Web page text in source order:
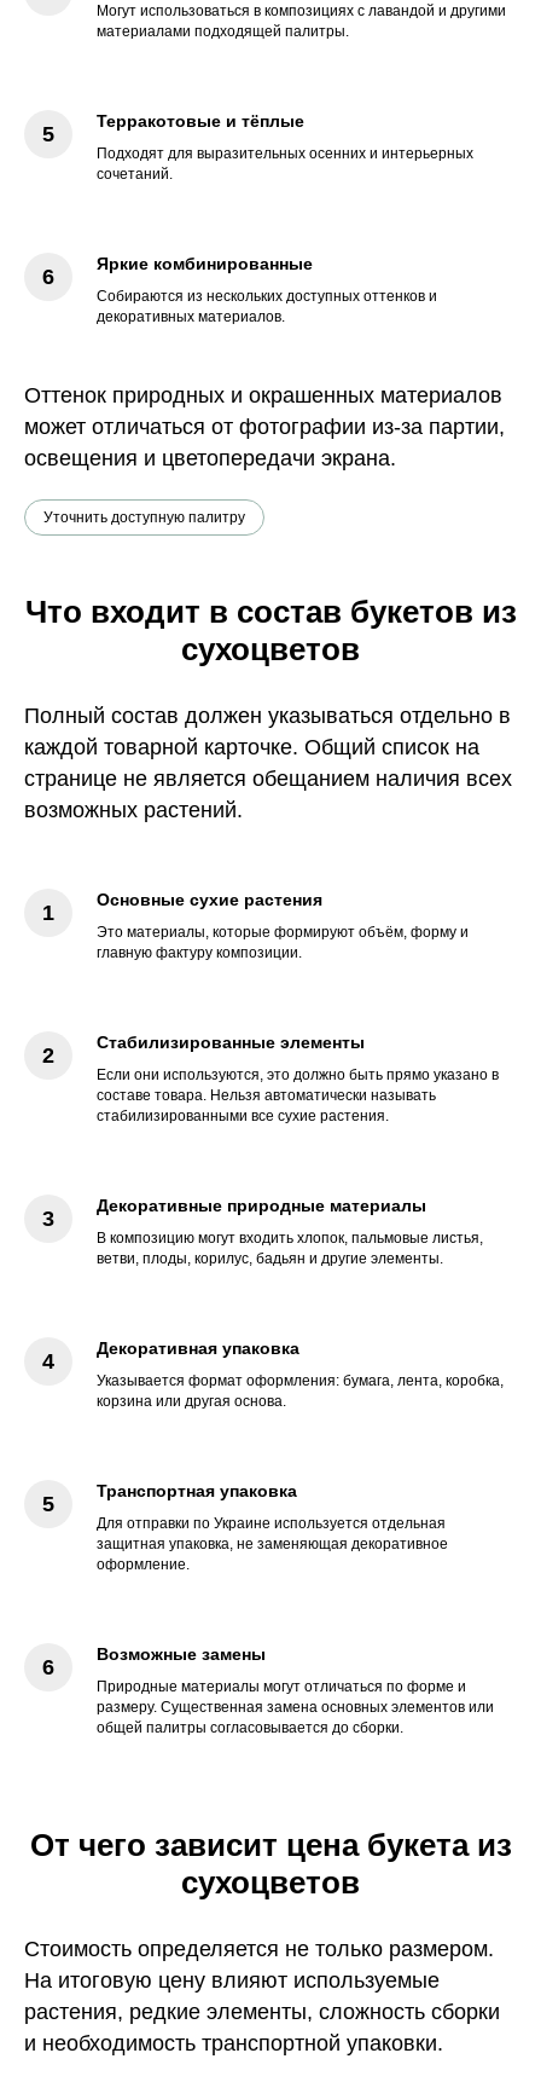
Могут использоваться в композициях с лавандой и другими
материалами подходящей палитры.
Терракотовые и тёплые
Подходят для выразительных осенних и интерьерных
сочетаний.
Яркие комбинированные
Собираются из нескольких доступных оттенков и
декоративных материалов.
Оттенок природных и окрашенных материалов
может отличаться от фотографии из-за партии,
освещения и цветопередачи экрана.
Уточнить доступную палитру
Что входит в состав букетов из
сухоцветов
Полный состав должен указываться отдельно в
каждой товарной карточке. Общий список на
странице не является обещанием наличия всех
возможных растений.
Основные сухие растения
Это материалы, которые формируют объём, форму и
главную фактуру композиции.
Стабилизированные элементы
Если они используются, это должно быть прямо указано в
составе товара. Нельзя автоматически называть
стабилизированными все сухие растения.
Декоративные природные материалы
В композицию могут входить хлопок, пальмовые листья,
ветви, плоды, корилус, бадьян и другие элементы.
Декоративная упаковка
Указывается формат оформления: бумага, лента, коробка,
корзина или другая основа.
Транспортная упаковка
Для отправки по Украине используется отдельная
защитная упаковка, не заменяющая декоративное
оформление.
Возможные замены
Природные материалы могут отличаться по форме и
размеру. Существенная замена основных элементов или
общей палитры согласовывается до сборки.
От чего зависит цена букета из
сухоцветов
Стоимость определяется не только размером.
На итоговую цену влияют используемые
растения, редкие элементы, сложность сборки
и необходимость транспортной упаковки.